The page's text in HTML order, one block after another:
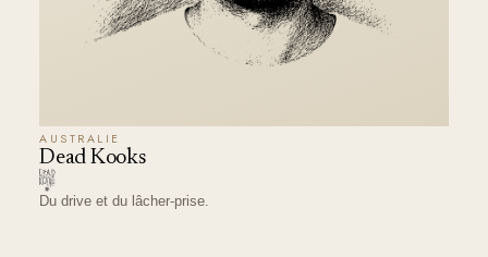
AUSTRALIE
Dead Kooks
Du drive et du lâcher-prise.